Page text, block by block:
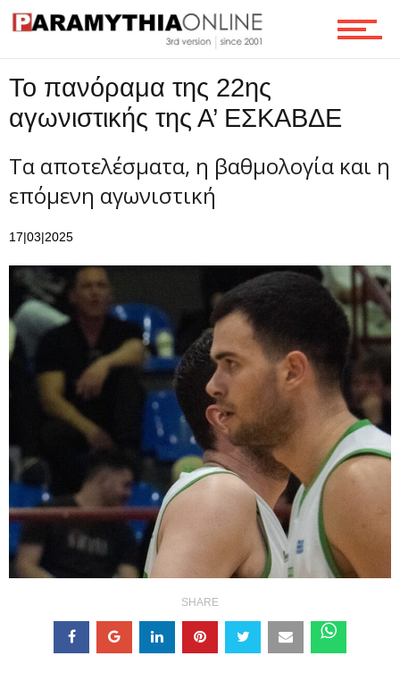
Το πανόραμα της 22ης
αγωνιστικής της Α’ ΕΣΚΑΒΔΕ
Τα αποτελέσματα, η βαθμολογία και η
επόμενη αγωνιστική
17|03|2025
SHARE